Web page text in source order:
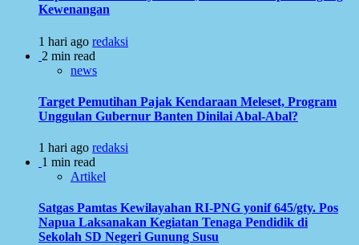
Kewenangan
1 hari ago redaksi
2 min read
news
Target Pemutihan Pajak Kendaraan Meleset, Program
Unggulan Gubernur Banten Dinilai Abal-Abal?
1 hari ago redaksi
1 min read
Artikel
Satgas Pamtas Kewilayahan RI-PNG yonif 645/gty. Pos
Napua Laksanakan Kegiatan Tenaga Pendidik di
Sekolah SD Negeri Gunung Susu